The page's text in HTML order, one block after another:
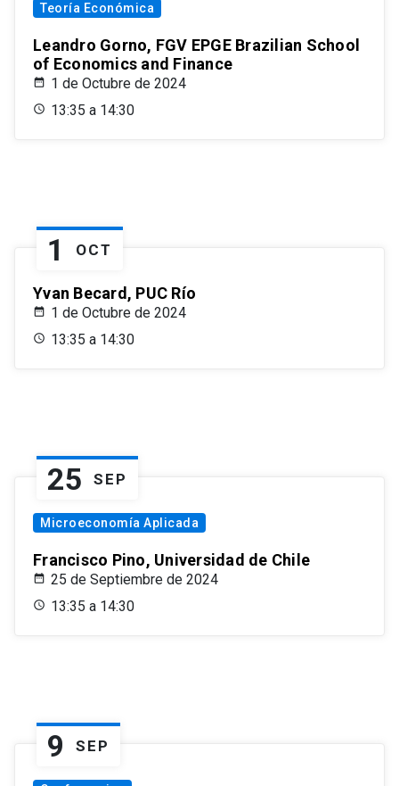
Teoría Económica
Leandro Gorno, FGV EPGE Brazilian School
of Economics and Finance
1 de Octubre de 2024
13:35 a 14:30
1 OCT
Yvan Becard, PUC Río
1 de Octubre de 2024
13:35 a 14:30
25 SEP
Microeconomía Aplicada
Francisco Pino, Universidad de Chile
25 de Septiembre de 2024
13:35 a 14:30
9 SEP